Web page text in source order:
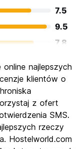
7.5
9.5
7.8
6.8
8.3
najlepszych
klientów o
z ofert
SMS.
rzeczy
Hostelworld.com